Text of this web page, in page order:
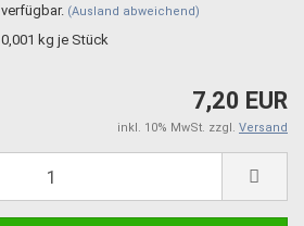
verfügbar. (Ausland abweichend)
0,001 kg je Stück
7,20 EUR
inkl. 10% MwSt. zzgl. Versand